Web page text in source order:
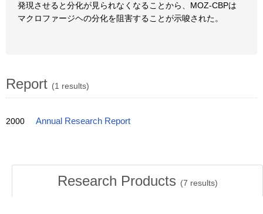
発現させると分化が見られなくなることから、MOZ-CBPは
マクロファージヘの分化を阻害することが示唆された。
Report (1 results)
2000 Annual Research Report
Research Products (7 results)